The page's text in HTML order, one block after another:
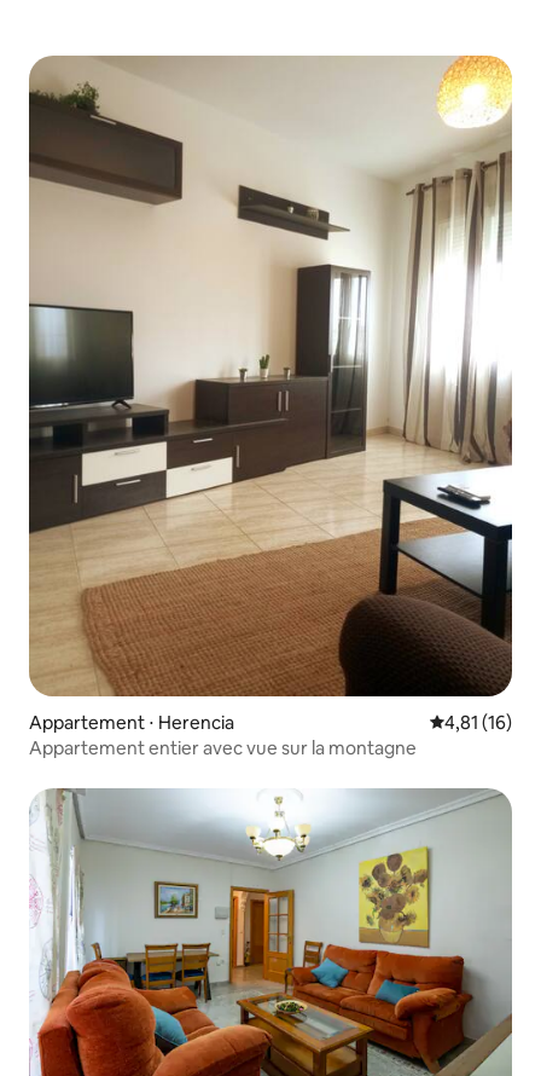
Appartement ⋅ Herencia Évaluation
4,81 (16)
Appartement entier avec vue sur la montagne